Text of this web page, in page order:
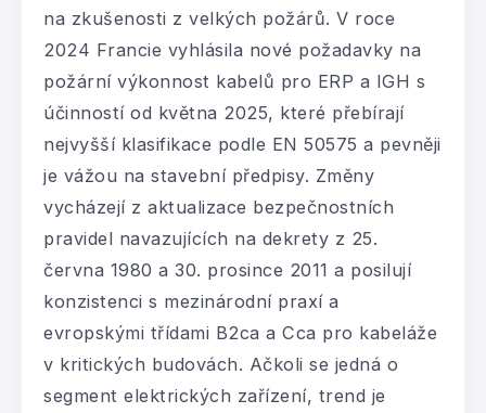
na zkušenosti z velkých požárů. V roce
2024 Francie vyhlásila nové požadavky na
požární výkonnost kabelů pro ERP a IGH s
účinností od května 2025, které přebírají
nejvyšší klasifikace podle EN 50575 a pevněji
je vážou na stavební předpisy. Změny
vycházejí z aktualizace bezpečnostních
pravidel navazujících na dekrety z 25.
června 1980 a 30. prosince 2011 a posilují
konzistenci s mezinárodní praxí a
evropskými třídami B2ca a Cca pro kabeláže
v kritických budovách. Ačkoli se jedná o
segment elektrických zařízení, trend je